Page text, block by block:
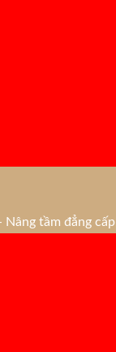
Nâng tầm đẳng cấp